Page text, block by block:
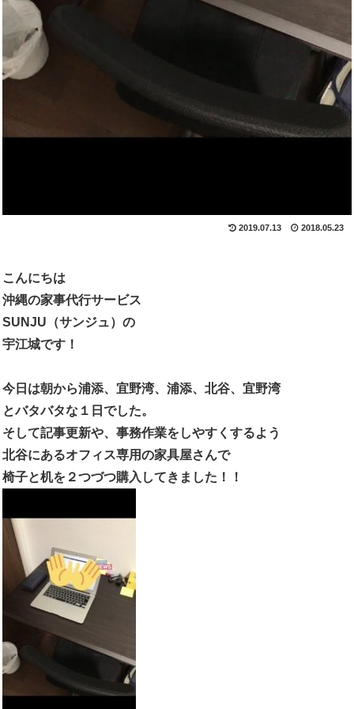
2019.07.13 2018.05.23
こんにちは
沖縄の家事代行サービス
SUNJU （サンジュ）の
宇江城です！
今日は朝から浦添、宜野湾、浦添、北谷、宜野湾
とバタバタな１日でした。
そして記事更新や、事務作業をしやすくするよう
北谷にあるオフィス専用の家具屋さんで
椅子と机を２つづつ購入してきました！！